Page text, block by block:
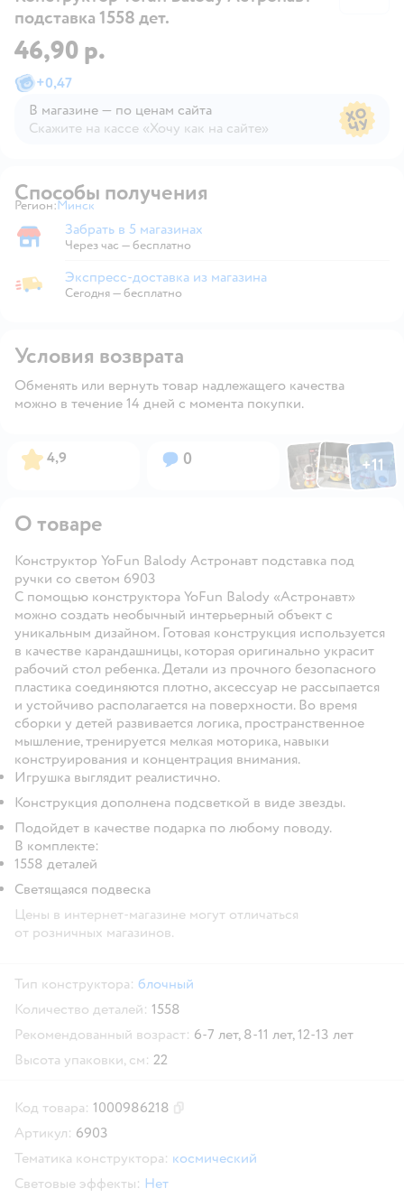
подставка 1558 дет.
46,90 р.
+0,47
В магазине — по ценам сайта
Скажите на кассе «Хочу как на сайте»
Способы получения
Регион: Выбор адреса доставки.
Минск
Забрать в магазине
Забрать в 5 магазинах
Через час — бесплатно
Экспресс-доставка из магазина
Экспресс-доставка из магазина
Сегодня—бесплатно
Условия возврата
Обменять или вернуть товар надлежащего качества
можно в течение 14 дней с момента покупки.
Рейтинг:
4,9 Вопросов:
0 ФотоФотоФото
+11
Открыть
О товаре
Конструктор YoFun Balody Астронавт подставка под
ручки со светом 6903
С помощью конструктора YoFun Balody «Астронавт»
можно создать необычный интерьерный объект с
уникальным дизайном. Готовая конструкция используется
в качестве карандашницы, которая оригинально украсит
рабочий стол ребенка. Детали из прочного безопасного
пластика соединяются плотно, аксессуар не рассыпается
и устойчиво располагается на поверхности. Во время
сборки у детей развивается логика, пространственное
мышление, тренируется мелкая моторика, навыки
конструирования и концентрация внимания.
Игрушка выглядит реалистично.
Конструкция дополнена подсветкой в виде звезды.
Подойдет в качестве подарка по любому поводу.
В комплекте:
1558 деталей
Светящаяся подвеска
Цены в интернет-магазине могут отличаться
от розничных магазинов.
Тип конструктора: блочный
Количество деталей: 1558
Рекомендованный возраст: 6-7 лет, 8-11 лет,12-13 лет
Высота упаковки, см: 22
Код товара: 1000986218
Артикул: 6903
Тематика конструктора: космический
Световые эффекты: Нет